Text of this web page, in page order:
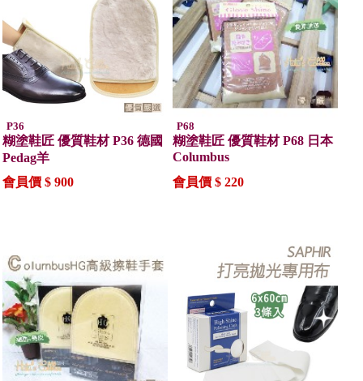
P36
糊塗鞋匠 優質鞋材 P36 德國
Pedag羊
會員價 $ 900
P68
糊塗鞋匠 優質鞋材 P68 日本
Columbus
會員價 $ 220